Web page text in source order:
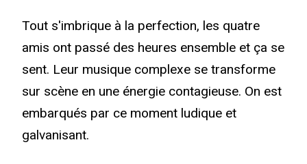
Tout s'imbrique à la perfection, les quatre
amis ont passé des heures ensemble et ça se
sent. Leur musique complexe se transforme
sur scène en une énergie contagieuse. On est
embarqués par ce moment ludique et
galvanisant.